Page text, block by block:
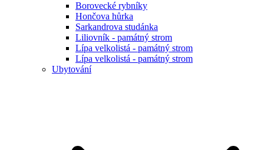
Borovecké rybníky
Hončova hůrka
Sarkandrova studánka
Liliovník - památný strom
Lípa velkolistá - památný strom
Lípa velkolistá - památný strom
Ubytování